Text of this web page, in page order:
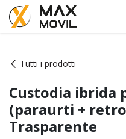
Passa al contenuto
Tutti i prodotti
Custodia ibrida
(paraurti +
Trasparente